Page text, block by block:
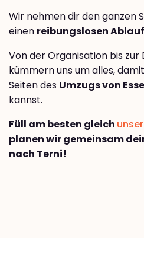
Wir nehmen dir den ganzen
einen reibungslosen
Von der Organisation bis
kümmern uns um alles,
Seiten des Umzugs von
kannst.
Füll am besten gleich
planen wir gemeinsam
nach Terni!